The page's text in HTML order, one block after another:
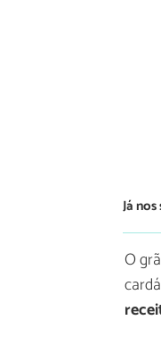
Já
O